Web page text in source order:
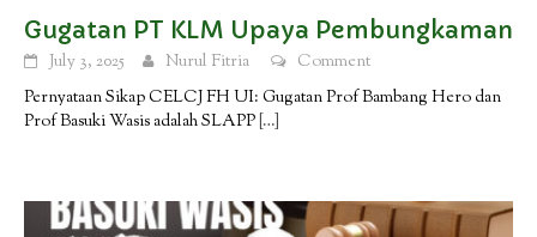
Gugatan PT KLM Upaya Pembungkaman
July 3, 2025 Nurul Fitria
Comment
Pernyataan Sikap CELCJ FH UI: Gugatan Prof Bambang Hero dan
Prof Basuki Wasis adalah SLAPP […]